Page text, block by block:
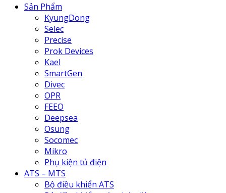
Sản Phẩm
KyungDong
Selec
Precise
Prok Devices
Kael
SmartGen
Divec
OPR
FEEO
Deepsea
Osung
Socomec
Mikro
Phụ kiện tủ điện
ATS – MTS
Bộ điều khiển ATS